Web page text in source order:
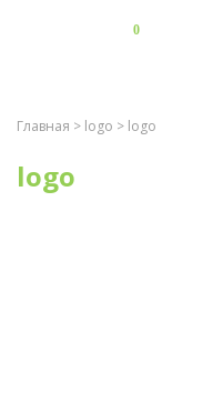
0
Главная > logo > logo
logo